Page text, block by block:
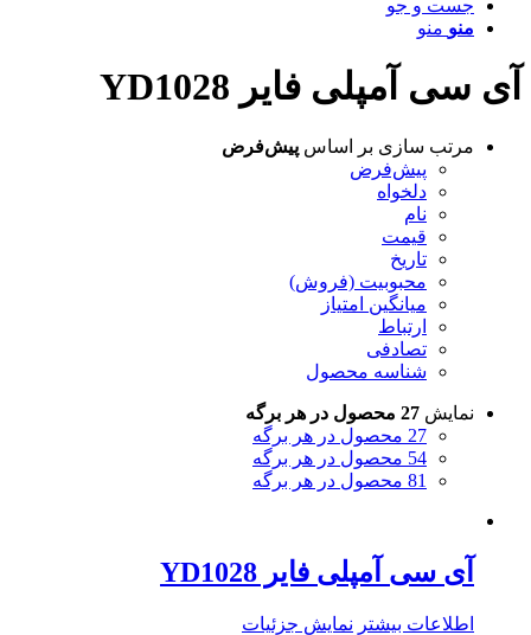
جست و جو
منو منو
آی سی آمپلی فایر YD1028
مرتب سازی بر اساس پیش‌فرض
پیش‌فرض
دلخواه
نام
قیمت
تاریخ
محبوبیت (فروش)
میانگین امتیاز
ارتباط
تصادفی
شناسه محصول
نمایش 27 محصول در هر برگه
27 محصول در هر برگه
54 محصول در هر برگه
81 محصول در هر برگه
آی سی آمپلی فایر YD1028
اطلاعات بیشتر نمایش جزئیات